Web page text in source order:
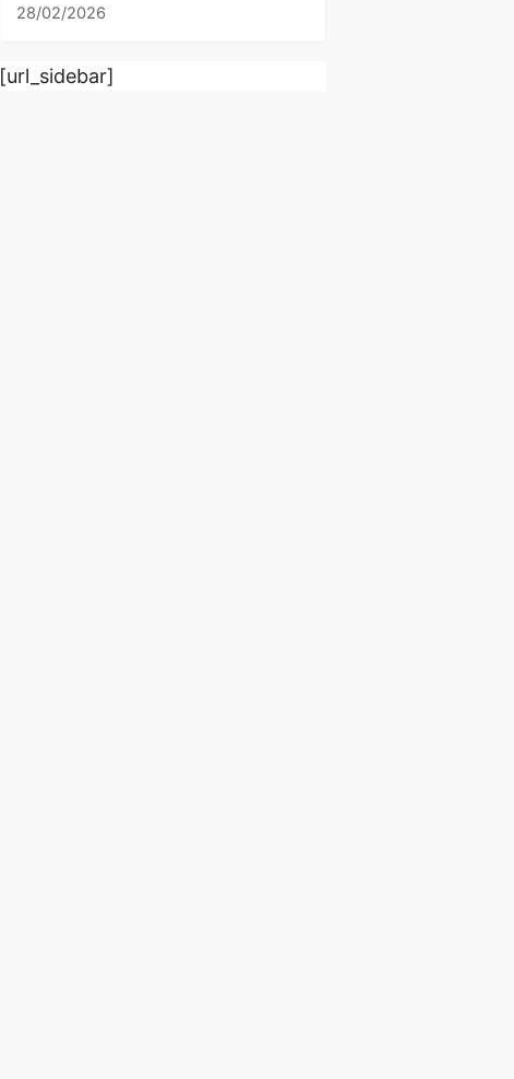
28/02/2026
[url_sidebar]